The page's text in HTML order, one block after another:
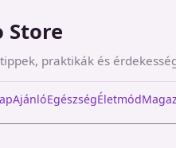
Store
praktikák és
AjánlóEgészségÉletmód